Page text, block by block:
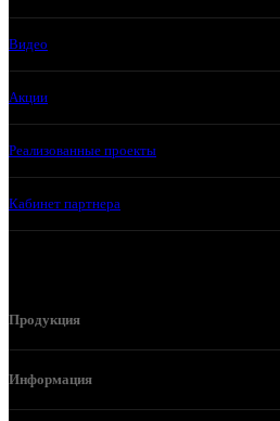
Видео
Акции
Реализованные проекты
Кабинет партнера
Продукция
Информация